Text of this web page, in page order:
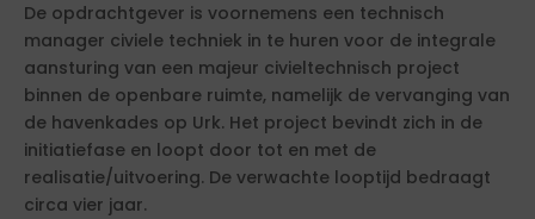
De opdrachtgever is voornemens een technisch
manager civiele techniek in te huren voor de integrale
aansturing van een majeur civieltechnisch project
binnen de openbare ruimte, namelijk de vervanging van
de havenkades op Urk. Het project bevindt zich in de
initiatiefase en loopt door tot en met de
realisatie/uitvoering. De verwachte looptijd bedraagt
circa vier jaar.